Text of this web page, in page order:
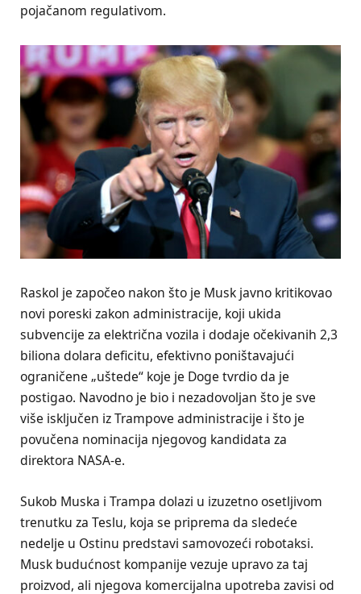
pojačanom regulativom.
Raskol je započeo nakon što je Musk javno kritikovao
novi poreski zakon administracije, koji ukida
subvencije za električna vozila i dodaje očekivanih 2,3
biliona dolara deficitu, efektivno poništavajući
ograničene „uštede“ koje je Doge tvrdio da je
postigao. Navodno je bio i nezadovoljan što je sve
više isključen iz Trampove administracije i što je
povučena nominacija njegovog kandidata za
direktora NASA-e.
Sukob Muska i Trampa dolazi u izuzetno osetljivom
trenutku za Teslu, koja se priprema da sledeće
nedelje u Ostinu predstavi samovozeći robotaksi.
Musk budućnost kompanije vezuje upravo za taj
proizvod, ali njegova komercijalna upotreba zavisi od